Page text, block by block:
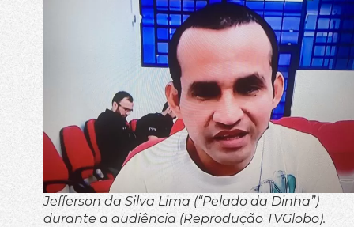
Jefferson da Silva Lima (“Pelado da Dinha”)
durante a audiência (Reprodução TVGlobo).